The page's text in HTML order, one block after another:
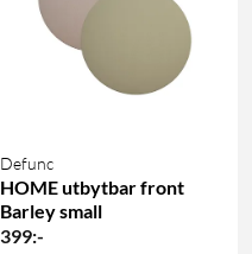
Defunc
HOME utbytbar front
Barley small
399:-